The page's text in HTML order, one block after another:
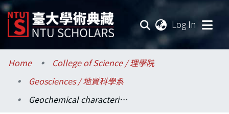
Log In
Communities & Collections
Research Outputs
Home
College of Science / 理學院
Geosciences / 地質科學系
Geochemical characterization of the Luochuan loess-paleosol sequence, China, and paleoclimatic implications